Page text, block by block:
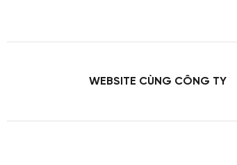
WEBSITE CÙNG CÔNG TY